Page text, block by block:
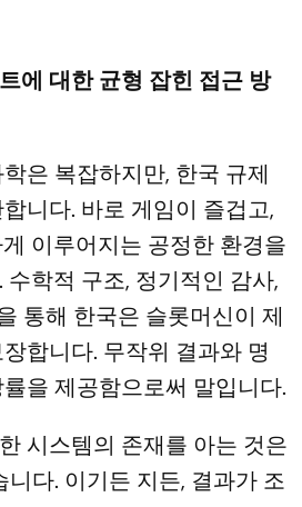
에 대한 균형 잡힌 접근 방
은 복잡하지만, 한국 규제
니다. 바로 게임이 즐겁고,
이루어지는 공정한 환경을
학적 구조, 정기적인 감사,
통해 한국은 슬롯머신이 제
합니다. 무작위 결과와 명
을 제공함으로써 말입니다.
시스템의 존재를 아는 것은
니다. 이기든 지든, 결과가 조